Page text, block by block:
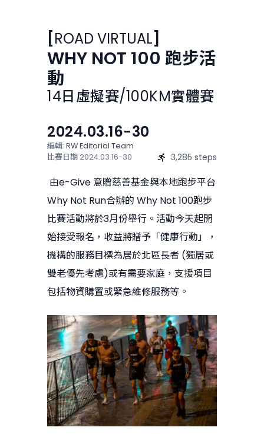
[ROAD VIRTUAL]
WHY NOT 100 跑步活
動
14日虛擬賽/100KM實體賽
2024.03.16-30
編輯: RW Editorial Team
比賽日期2024.03.16-30 3,285 steps
由e-Give 意贈慈善基金與本地跑步平台
Why Not Run合辦的 Why Not 100跑步
比賽活動將於3月份舉行。活動今天起開
始接受報名，收益將贈予「健康行動」，
機構的服務目標為居於北區長者 (獨居或
雙老優先考慮)或有需要家庭，支援項目
包括物資購置或緊急維修服務等。